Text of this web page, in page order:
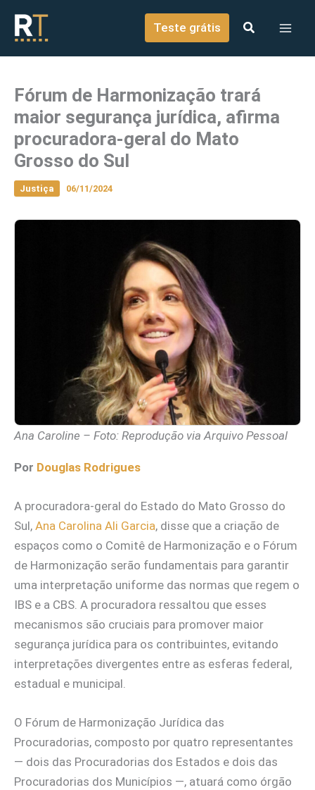
conteúdo
Teste grátis
Fórum de Harmonização trará
maior segurança jurídica, afirma
procuradora-geral do Mato
Grosso do Sul
Justiça 06/11/2024
Ana Caroline – Foto: Reprodução via Arquivo Pessoal
Por Douglas Rodrigues
A procuradora-geral do Estado do Mato Grosso do
Sul, Ana Carolina Ali Garcia, disse que a criação de
espaços como o Comitê de Harmonização e o Fórum
de Harmonização serão fundamentais para garantir
uma interpretação uniforme das normas que regem o
IBS e a CBS. A procuradora ressaltou que esses
mecanismos são cruciais para promover maior
segurança jurídica para os contribuintes, evitando
interpretações divergentes entre as esferas federal,
estadual e municipal.
O Fórum de Harmonização Jurídica das
Procuradorias, composto por quatro representantes
— dois das Procuradorias dos Estados e dois das
Procuradorias dos Municípios —, atuará como órgão